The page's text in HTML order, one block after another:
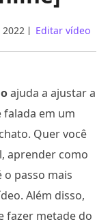
Editar vídeo
ajuda a ajustar a
falada em um
Quer você
aprender como
o passo mais
Além disso,
fazer metade do